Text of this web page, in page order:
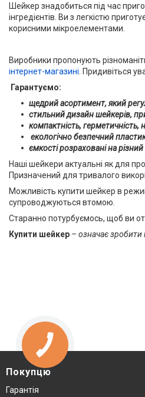
Шейкер знадобиться під час
інгредієнтів. Ви з легкістю
корисними мікроелементами.
Виробники пропонують
інтернет-магазині . Придивіться
Гарантуємо:
щедрий асортимент, який
стильний дизайн шейкерів,
компактність, герметичність,
екологічно безпечний
ємкості розраховані на
Наші шейкери актуальні як для
Призначений для тривалого
Можливість купити шейкер в
супроводжуються втомою.
Старанно потурбуємось, щоб ви
Купити шейкер – означає зробити
Покупцю
Гарантія